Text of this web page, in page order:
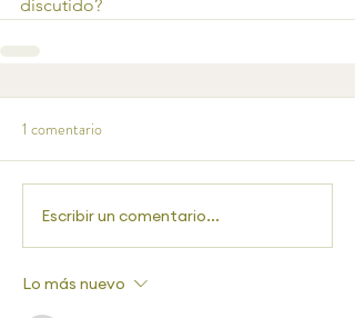
discutido?
1 comentario
Escribir un comentario...
Lo más nuevo